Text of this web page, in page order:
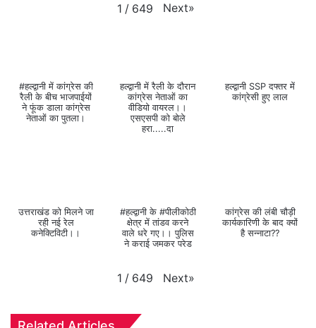
1 / 649 Next»
#हल्द्वानी में कांग्रेस की
रैली के बीच भाजपाईयों
ने फूंक डाला कांग्रेस
नेताओं का पुतला।
हल्द्वानी में रैली के दौरान
कांग्रेस नेताओं का
वीडियो वायरल।।
एसएसपी को बोले
हरा.....दा
हल्द्वानी SSP दफ्तर में
कांग्रेसी हुए लाल
उत्तराखंड को मिलने जा
रही नई रेल
कनेक्टिविटी।।
#हल्द्वानी के #पीलीकोठी
क्षेत्र में तांडव करने
वाले धरे गए।। पुलिस
ने कराई जमकर परेड
कांग्रेस की लंबी चौड़ी
कार्यकारिणी के बाद क्यों
है सन्नाटा??
1 / 649 Next»